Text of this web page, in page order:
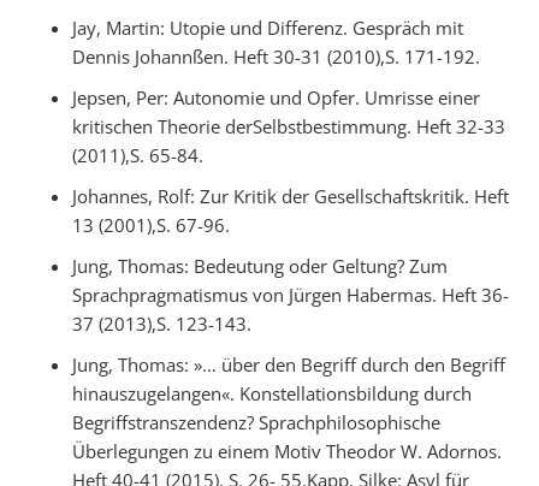
Jay, Martin: Utopie und Differenz. Gespräch mit
Dennis Johannßen. Heft 30-31 (2010),S. 171-192.
Jepsen, Per: Autonomie und Opfer. Umrisse einer
kritischen Theorie derSelbstbestimmung. Heft 32-33
(2011),S. 65-84.
Johannes, Rolf: Zur Kritik der Gesellschaftskritik. Heft
13 (2001),S. 67-96.
Jung, Thomas: Bedeutung oder Geltung? Zum
Sprachpragmatismus von Jürgen Habermas. Heft 36-
37 (2013),S. 123-143.
Jung, Thomas: »… über den Begriff durch den Begriff
hinauszugelangen«. Konstellationsbildung durch
Begriffstranszendenz? Sprachphilosophische
Überlegungen zu einem Motiv Theodor W. Adornos.
Heft 40-41 (2015), S. 26- 55.Kapp, Silke: Asyl für